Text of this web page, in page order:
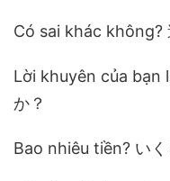
Có sai khác không?
Lời khuyên của bạn
か？
Bao nhiêu tiền? いく